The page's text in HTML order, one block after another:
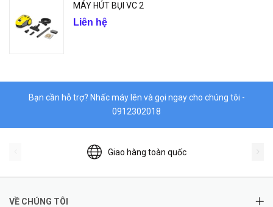
MÁY HÚT BỤI VC 2
Liên hệ
Bạn cần hỗ trợ? Nhấc máy lên và gọi ngay cho chúng tôi -
0912302018
Giao hàng toàn quốc
VỀ CHÚNG TÔI